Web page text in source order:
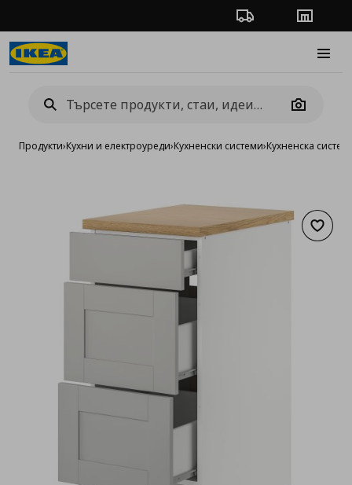
Проследяване на
Camera
Продукти›Кухни и електроуреди›Кухненски системи›Кухненска